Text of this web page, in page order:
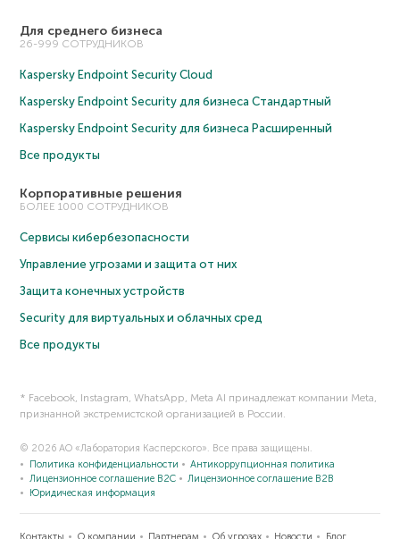
Для среднего бизнеса
26-999 СОТРУДНИКОВ
Kaspersky Endpoint Security Cloud
Kaspersky Endpoint Security для бизнеса Cтандартный
Kaspersky Endpoint Security для бизнеса Расширенный
Все продукты
Корпоративные решения
БОЛЕЕ 1000 СОТРУДНИКОВ
Сервисы кибербезопасности
Управление угрозами и защита от них
Защита конечных устройств
Security для виртуальных и облачных сред
Все продукты
* Facebook, Instagram, WhatsApp, Meta AI принадлежат компании Meta,
признанной экстремистской организацией в России.
© 2026 АО «Лаборатория Касперского». Все права защищены.
Политика конфиденциальности
Антикоррупционная политика
Лицензионное соглашение B2C
Лицензионное соглашение B2B
Юридическая информация
Контакты О компании Партнерам Об угрозах Новости Блог